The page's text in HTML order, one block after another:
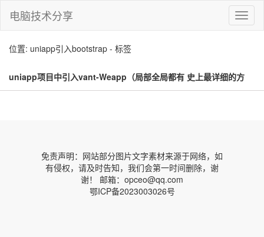
切
换
电脑技术分享
位置: uniapp引入bootstrap - 标签
uniapp项目中引入vant-Weapp（局部全局都有 史上最详细的方
法）(uniapp引入bootstrap)
免责声明：网站部分图片文字素材来源于网络，如
有侵权，请及时告知，我们会第一时间删除，谢
谢！ 邮箱：opceo@qq.com
鄂ICP备2023003026号